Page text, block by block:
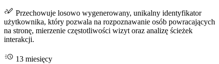
Przechowuje losowo wygenerowany, unikalny identyfikator
użytkownika, który pozwala na rozpoznawanie osób powracających
na stronę, mierzenie częstotliwości wizyt oraz analizę ścieżek
interakcji.
13 miesięcy